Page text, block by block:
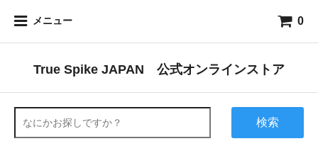
メニュー 0
True Spike JAPAN 公式オンラインストア
検索